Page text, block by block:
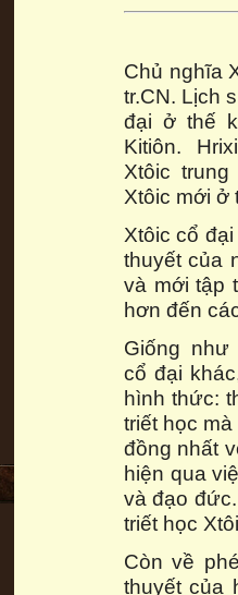
Chủ nghĩa
tr.CN. Lịch
đại ở thế
Kitiôn.
Xtôic
Xtôic mới ở
Xtôic cổ
thuyết của
và mới tập
hơn đến
Giống
cổ đại
hình thức:
triết học
đồng nhất
hiện qua
và đạo
triết học
Còn về
thuyết của